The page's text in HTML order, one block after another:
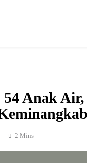
Anak
2 Mins